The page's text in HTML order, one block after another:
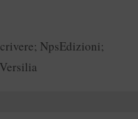
NpsEdizioni;